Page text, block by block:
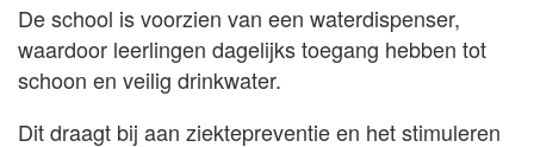
De school is voorzien van een waterdispenser,
waardoor leerlingen dagelijks toegang hebben tot
schoon en veilig drinkwater.
Dit draagt bij aan ziektepreventie en het stimuleren